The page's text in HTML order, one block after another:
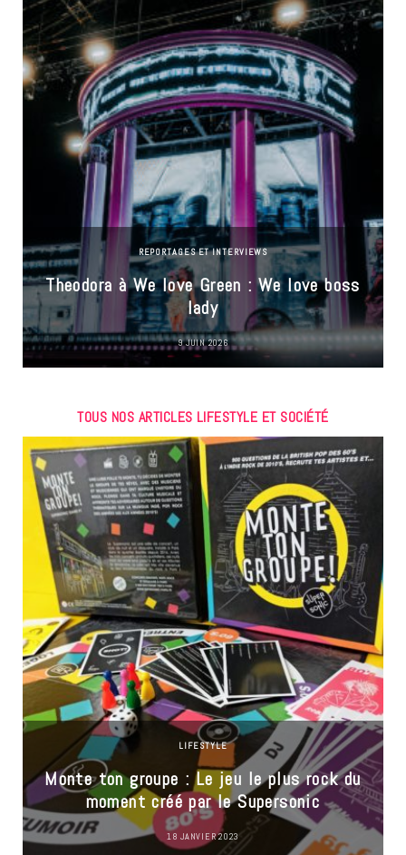
REPORTAGES ET INTERVIEWS
Theodora à We love Green : We love boss
lady
9 JUIN 2026
TOUS NOS ARTICLES LIFESTYLE ET SOCIÉTÉ
LIFESTYLE
Monte ton groupe : Le jeu le plus rock du
moment créé par le Supersonic
18 JANVIER 2023